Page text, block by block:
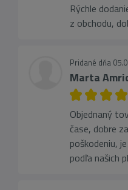
Rýchle
z obchodu,
Pridané dňa
Marta
Objednaný
čase, dobre
poškodeniu,
podľa našich